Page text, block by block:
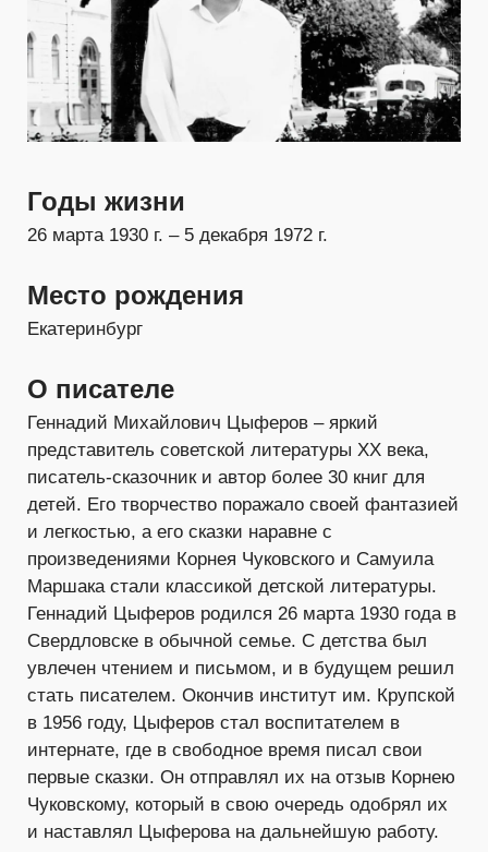
Годы жизни
26 марта 1930 г. – 5 декабря 1972 г.
Место рождения
Екатеринбург
О писателе
Геннадий Михайлович Цыферов – яркий
представитель советской литературы XX века,
писатель-сказочник и автор более 30 книг для
детей. Его творчество поражало своей фантазией
и легкостью, а его сказки наравне с
произведениями Корнея Чуковского и Самуила
Маршака стали классикой детской литературы.
Геннадий Цыферов родился 26 марта 1930 года в
Свердловске в обычной семье. С детства был
увлечен чтением и письмом, и в будущем решил
стать писателем. Окончив институт им. Крупской
в 1956 году, Цыферов стал воспитателем в
интернате, где в свободное время писал свои
первые сказки. Он отправлял их на отзыв Корнею
Чуковскому, который в свою очередь одобрял их
и наставлял Цыферова на дальнейшую работу.